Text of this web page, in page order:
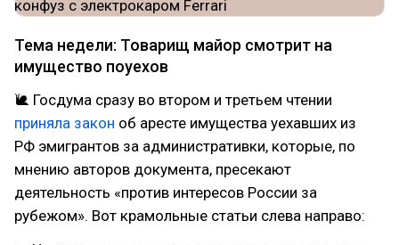
Тема недели: Товарищ майор смотрит на
имущество поуехов
🐌 Госдума сразу во втором и третьем чтении
приняла закон об аресте имущества уехавших из
РФ эмигрантов за административки, которые, по
мнению авторов документа, пресекают
деятельность «против интересов России за
рубежом». Вот крамольные статьи слева направо: